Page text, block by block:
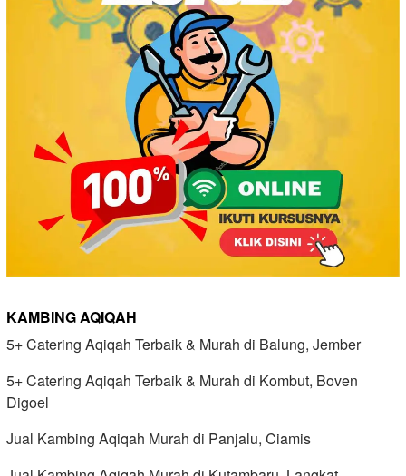
KAMBING AQIQAH
5+ Catering Aqiqah Terbaik & Murah di Balung, Jember
5+ Catering Aqiqah Terbaik & Murah di Kombut, Boven
Digoel
Jual Kambing Aqiqah Murah di Panjalu, Ciamis